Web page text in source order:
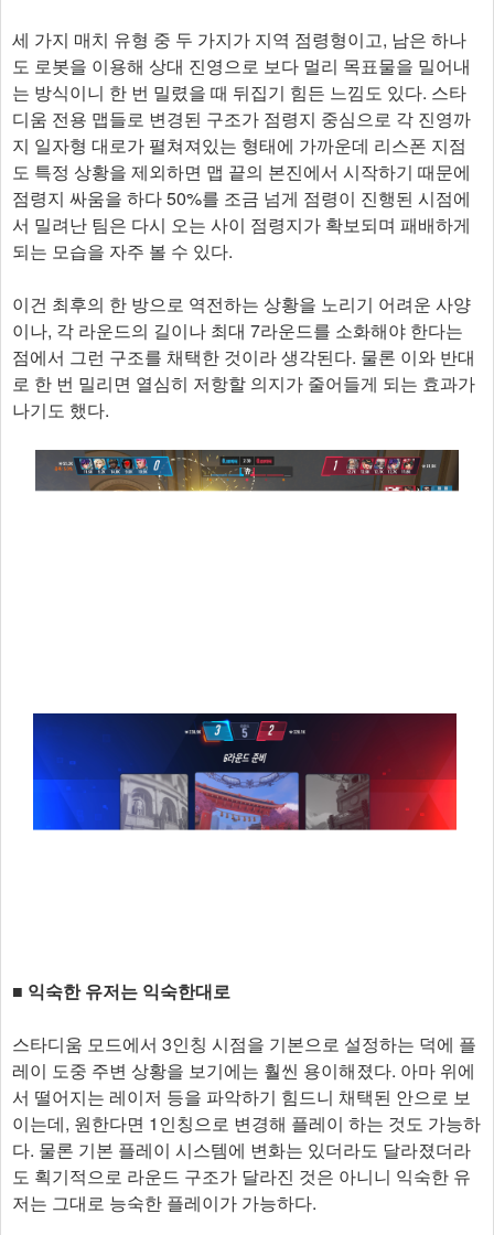
세 가지 매치 유형 중 두 가지가 지역 점령형이고, 남은 하나
도 로봇을 이용해 상대 진영으로 보다 멀리 목표물을 밀어내
는 방식이니 한 번 밀렸을 때 뒤집기 힘든 느낌도 있다. 스타
디움 전용 맵들로 변경된 구조가 점령지 중심으로 각 진영까
지 일자형 대로가 펼쳐져있는 형태에 가까운데 리스폰 지점
도 특정 상황을 제외하면 맵 끝의 본진에서 시작하기 때문에
점령지 싸움을 하다 50%를 조금 넘게 점령이 진행된 시점에
서 밀려난 팀은 다시 오는 사이 점령지가 확보되며 패배하게
되는 모습을 자주 볼 수 있다.
이건 최후의 한 방으로 역전하는 상황을 노리기 어려운 사양
이나, 각 라운드의 길이나 최대 7라운드를 소화해야 한다는
점에서 그런 구조를 채택한 것이라 생각된다. 물론 이와 반대
로 한 번 밀리면 열심히 저항할 의지가 줄어들게 되는 효과가
나기도 했다.
■ 익숙한 유저는 익숙한대로
스타디움 모드에서 3인칭 시점을 기본으로 설정하는 덕에 플
레이 도중 주변 상황을 보기에는 훨씬 용이해졌다. 아마 위에
서 떨어지는 레이저 등을 파악하기 힘드니 채택된 안으로 보
이는데, 원한다면 1인칭으로 변경해 플레이 하는 것도 가능하
다. 물론 기본 플레이 시스템에 변화는 있더라도 달라졌더라
도 획기적으로 라운드 구조가 달라진 것은 아니니 익숙한 유
저는 그대로 능숙한 플레이가 가능하다.